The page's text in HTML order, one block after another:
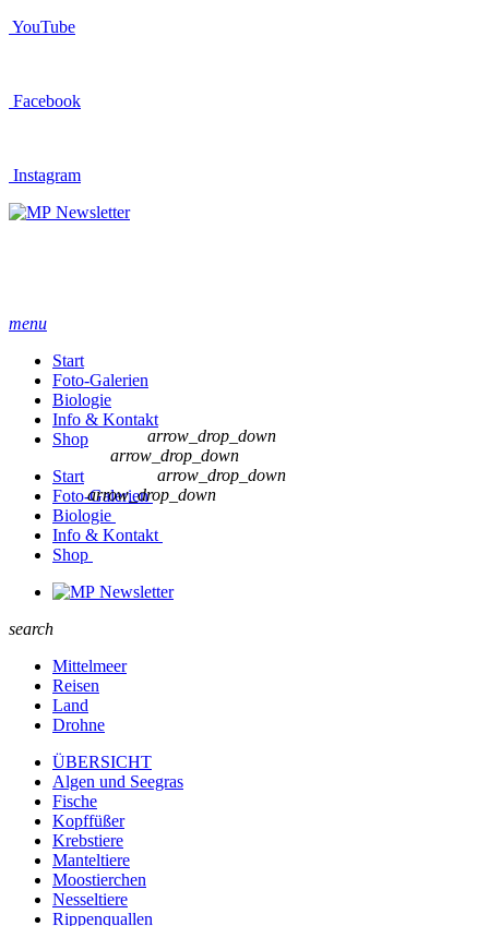
YouTube
Facebook
Instagram
Newsletter
menu
Start
Foto-Galerien
Biologie
Info & Kontakt
Shop
Start
Foto-Galerien
arrow_drop_down
Biologie
arrow_drop_down
Info & Kontakt
arrow_drop_down
Shop
arrow_drop_down
Newsletter
search
Mittelmeer
Reisen
Land
Drohne
ÜBERSICHT
Algen und Seegras
Fische
Kopffüßer
Krebstiere
Manteltiere
Moostierchen
Nesseltiere
Rippenquallen